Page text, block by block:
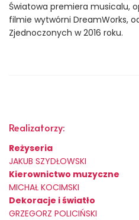
Światowa premiera musicalu,
filmie wytwórni DreamWorks,
Zjednoczonych w 2016 roku.
Realizatorzy:
Reżyseria
JAKUB SZYDŁOWSKI
Kierownictwo muzyczne
MICHAŁ KOCIMSKI
Dekoracje i światło
GRZEGORZ POLICIŃSKI